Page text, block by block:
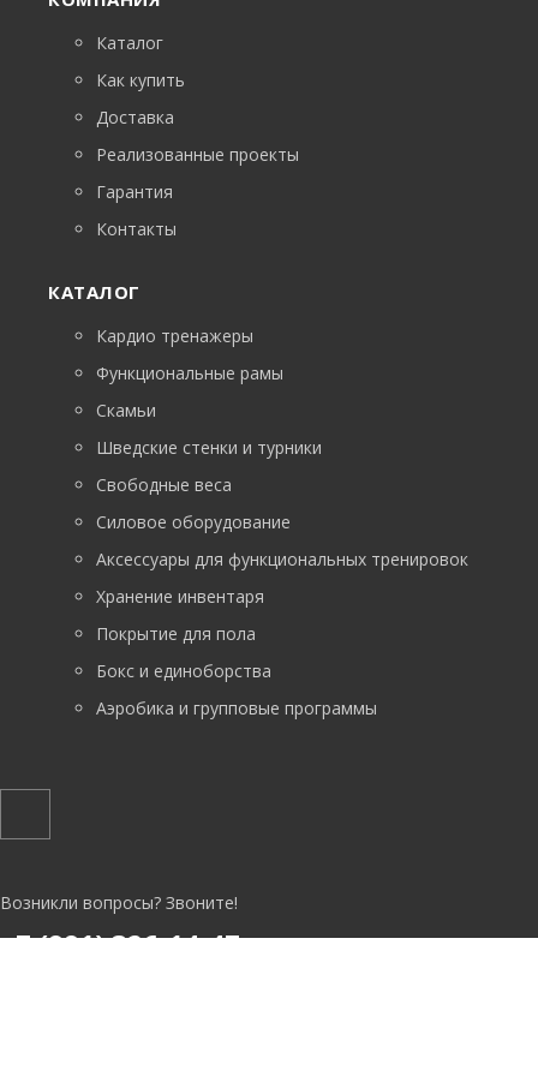
Каталог
Как купить
Доставка
Реализованные проекты
Гарантия
Контакты
КАТАЛОГ
Кардио тренажеры
Функциональные рамы
Скамьи
Шведские стенки и турники
Свободные веса
Силовое оборудование
Аксессуары для функциональных тренировок
Хранение инвентаря
Покрытие для пола
Бокс и единоборства
Аэробика и групповые программы
Возникли вопросы? Звоните!
+7 (991) 326-14-47